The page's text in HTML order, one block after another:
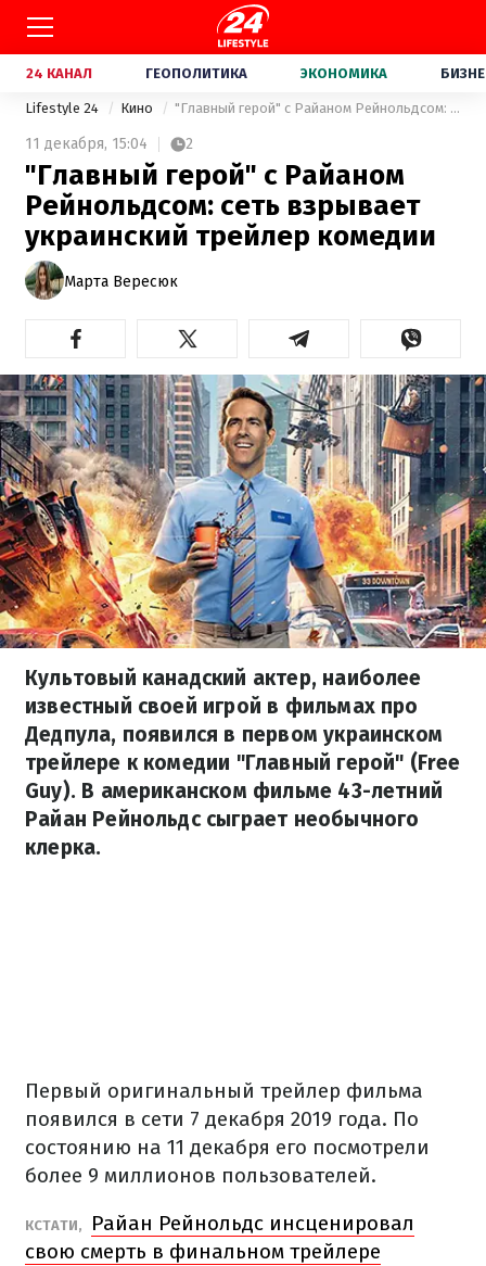
24 КАНАЛ ГЕОПОЛИТИКА ЭКОНОМИКА
Lifestyle 24 Кино "Главный герой" с Райаном Рейнольдсом: сеть взрывает украинский трейлер комедии
11 декабря, 15:04 2
"Главный герой" с Райаном
Рейнольдсом: сеть взрывает
украинский трейлер комедии
Марта Вересюк
Культовый канадский актер, наиболее
известный своей игрой в фильмах про
Дедпула, появился в первом украинском
трейлере к комедии "Главный герой" (Free
Guy). В американском фильме 43-летний
Райан Рейнольдс сыграет необычного
клерка.
Первый оригинальный трейлер фильма
появился в сети 7 декабря 2019 года. По
состоянию на 11 декабря его посмотрели
более 9 миллионов пользователей.
КСТАТИ,
Райан Рейнольдс инсценировал
свою смерть в финальном трейлере